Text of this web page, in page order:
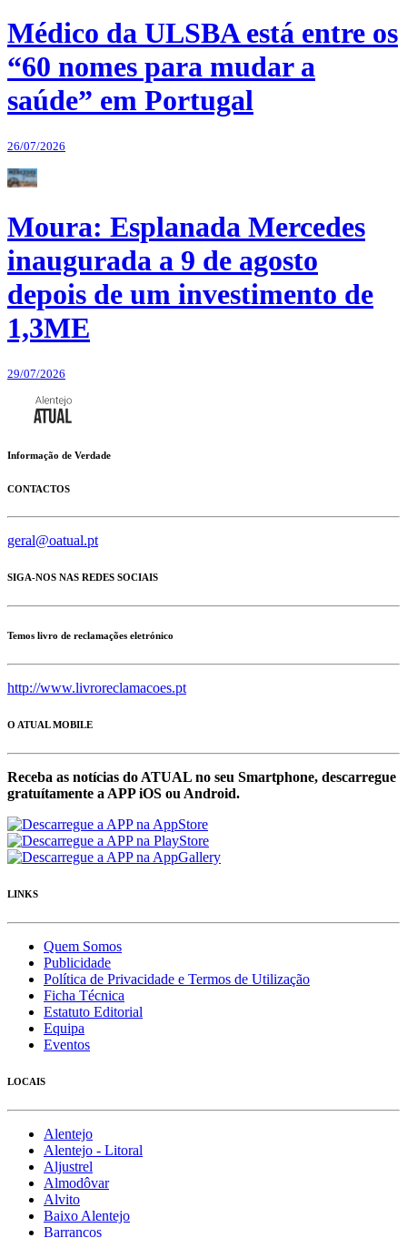
Médico da ULSBA está entre os
“60 nomes para mudar a
saúde” em Portugal
26/07/2026
Moura: Esplanada Mercedes
inaugurada a 9 de agosto
depois de um investimento de
1,3ME
29/07/2026
Informação de Verdade
CONTACTOS
geral@oatual.pt
SIGA-NOS NAS REDES SOCIAIS
Temos livro de reclamações eletrónico
http://www.livroreclamacoes.pt
O ATUAL MOBILE
Receba as notícias do ATUAL no seu Smartphone, descarregue
gratuítamente a APP iOS ou Android.
LINKS
Quem Somos
Publicidade
Política de Privacidade e Termos de Utilização
Ficha Técnica
Estatuto Editorial
Equipa
Eventos
LOCAIS
Alentejo
Alentejo - Litoral
Aljustrel
Almodôvar
Alvito
Baixo Alentejo
Barrancos